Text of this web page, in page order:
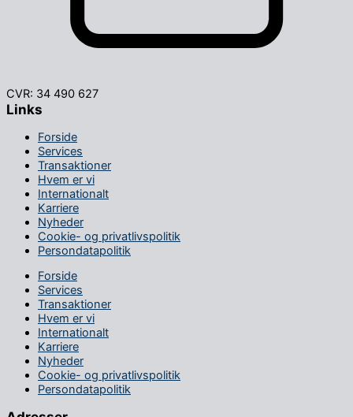
CVR: 34 490 627
Links
Forside
Services
Transaktioner
Hvem er vi
Internationalt
Karriere
Nyheder
Cookie- og privatlivspolitik
Persondatapolitik
Forside
Services
Transaktioner
Hvem er vi
Internationalt
Karriere
Nyheder
Cookie- og privatlivspolitik
Persondatapolitik